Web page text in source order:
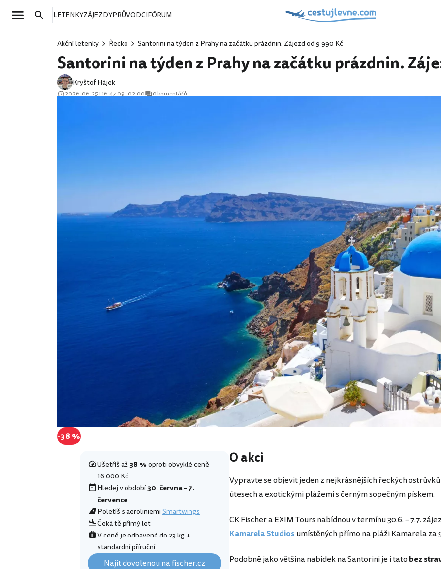
LETENKYZÁJEZDYPRŮVODCIFÓRUM
Akční letenky Řecko Santorini na týden z Prahy na začátku prázdnin. Zájezd od 9 990 Kč
Santorini na týden z Prahy na začátku prázdnin.
Kryštof Hájek
2026-06-25T16:47:09+02:00 0 komentářů
-38 %
Ušetříš až38 %oproti obvyklé ceně
16 000 Kč
Hledej v období30. června – 7.
července
Poletíš s aeroliniemiSmartwings
Čeká tě přímý let
V ceně je odbavené do 23 kg +
standardní příruční
Najít dovolenou na fischer.cz
O akci
Vypravte se objevit jeden z nejkrásnějších řeckých
útesech a exotickými plážemi s černým sopečným pískem.
CK Fischer a EXIM Tours nabídnou v termínu 30.6. – 7.7.
Kamarela Studios umístěných přímo na pláži Kamarela za
Podobně jako většina nabídek na Santorini je i tato bez